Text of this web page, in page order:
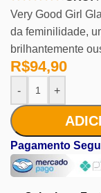
Very Good Girl
da feminilidade,
brilhantemente
R$94,90
- +
Pagamento